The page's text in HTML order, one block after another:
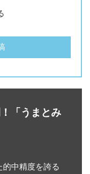
「うまとみ
的中精度を誇る